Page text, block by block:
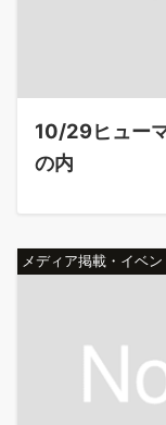
10/29ヒュー
の内
メディア掲載・イベ